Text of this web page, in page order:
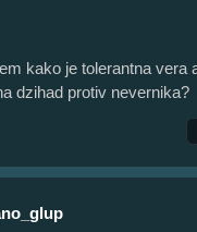
kako je tolerantna vera
dzihad protiv nevernika?